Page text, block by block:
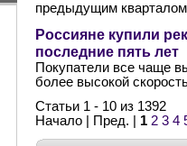
предыдущим
Россияне купили
последние пять лет
Покупатели все чаще
более высокой
Статьи 1 - 10 из 1392
Начало | Пред. | 1 2 3 4